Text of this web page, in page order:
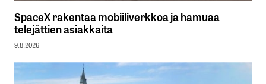
SpaceX rakentaa mobiiliverkkoa ja hamuaa
telejättien asiakkaita
9.8.2026